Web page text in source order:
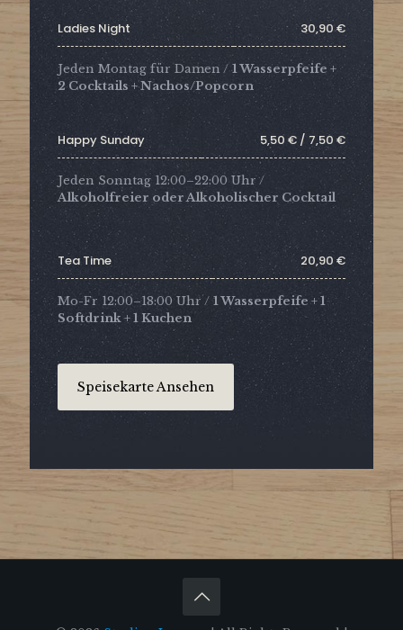
Ladies Night 30,90 €
Jeden Montag für Damen /1 Wasserpfeife +
2 Cocktails + Nachos/Popcorn
Happy Sunday 5,50 € / 7,50 €
Jeden Sonntag 12:00–22:00 Uhr /
Alkoholfreier oder Alkoholischer Cocktail
Tea Time 20,90 €
Mo-Fr 12:00–18:00 Uhr /1 Wasserpfeife + 1
Softdrink + 1 Kuchen
Speisekarte Ansehen